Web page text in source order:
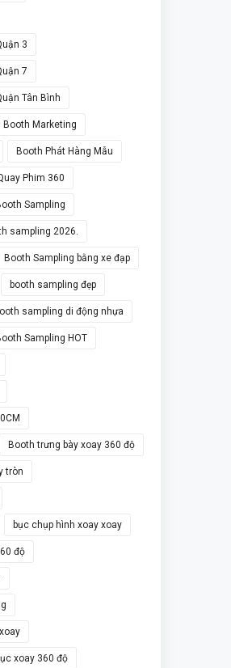
3
7
Tân Bình
Booth Marketing
Booth Phát Hàng Mẫu
Phim 360
Sampling
sampling 2026.
Booth Sampling bằng xe đạp
booth sampling đẹp
sampling di động nhựa
Sampling HOT
Booth trưng bày xoay 360 độ
tròn
bục chụp hình xoay xoay
độ
xoay 360 độ